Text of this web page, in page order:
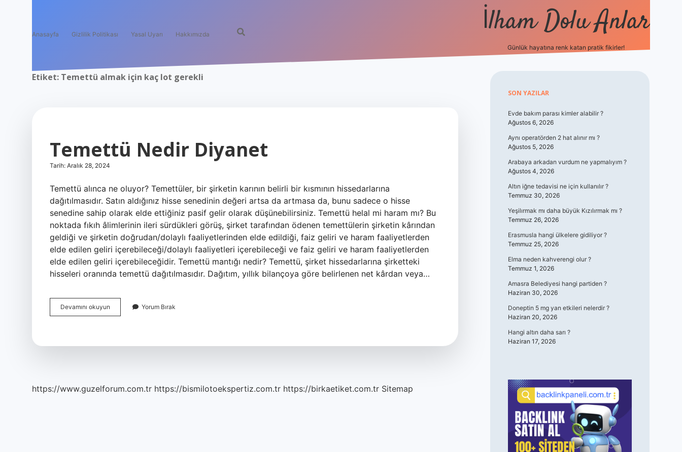
Anasayfa Gizlilik Politikası Yasal Uyarı Hakkımızda İlham Dolu Anlar
Günlük hayatına renk katan pratik fikirler!
Etiket: Temettü almak için kaç lot gerekli
Temettü Nedir Diyanet
Tarih: Aralık 28, 2024
Temettü alınca ne oluyor? Temettüler, bir şirketin karının belirli bir kısmının hissedarlarına
dağıtılmasıdır. Satın aldığınız hisse senedinin değeri artsa da artmasa da, bunu sadece o hisse
senedine sahip olarak elde ettiğiniz pasif gelir olarak düşünebilirsiniz. Temettü helal mi haram mı? Bu
noktada fıkıh âlimlerinin ileri sürdükleri görüş, şirket tarafından ödenen temettülerin şirketin kârından
geldiği ve şirketin doğrudan/dolaylı faaliyetlerinden elde edildiği, faiz geliri ve haram faaliyetlerden
elde edilen geliri içerebileceği/dolaylı faaliyetleri içerebileceği ve faiz geliri ve haram faaliyetlerden
elde edilen geliri içerebileceğidir. Temettü mantığı nedir? Temettü, şirket hissedarlarına şirketteki
hisseleri oranında temettü dağıtılmasıdır. Dağıtım, yıllık bilançoya göre belirlenen net kârdan veya…
Devamını okuyun Temettü
Nedir
Yorum Bırak
https://www.guzelforum.com.tr https://bismilotoekspertiz.com.tr https://birkaetiket.com.tr Sitemap
Sidebar
SON YAZILAR
Evde bakım parası kimler alabilir ?
Ağustos 6, 2026
Aynı operatörden 2 hat alınır mı ?
Ağustos 5, 2026
Arabaya arkadan vurdum ne yapmalıyım ?
Ağustos 4, 2026
Altın iğne tedavisi ne için kullanılır ?
Temmuz 30, 2026
Yeşilırmak mı daha büyük Kızılırmak mı ?
Temmuz 26, 2026
Erasmusla hangi ülkelere gidiliyor ?
Temmuz 25, 2026
Elma neden kahverengi olur ?
Temmuz 1, 2026
Amasra Belediyesi hangi partiden ?
Haziran 30, 2026
Doneptin 5 mg yan etkileri nelerdir ?
Haziran 20, 2026
Hangi altın daha sarı ?
Haziran 17, 2026